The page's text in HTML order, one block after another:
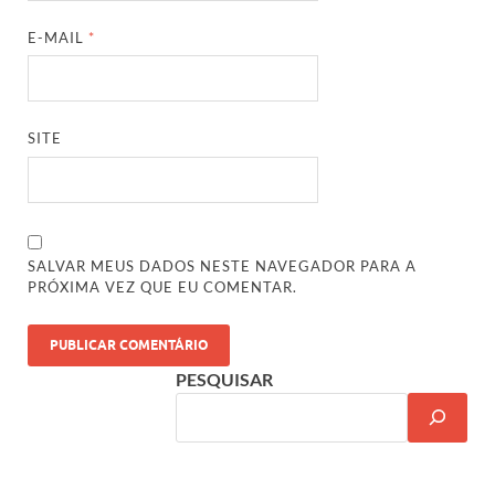
E-MAIL *
SITE
SALVAR MEUS DADOS NESTE NAVEGADOR PARA A
PRÓXIMA VEZ QUE EU COMENTAR.
PESQUISAR